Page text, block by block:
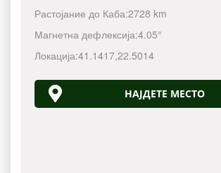
Растојание до Каба:2728 km
Магнетна дефлексија:4.05°
Локација:41.1417,22.5014
НАЈДЕТЕ МЕСТО